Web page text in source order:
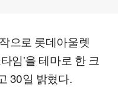
으로 롯데아울렛
임'을 테마로 한 크
30일 밝혔다.